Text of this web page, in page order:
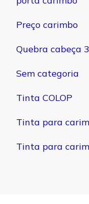
Preço carimbo
Quebra cabeça
Sem categoria
Tinta COLOP
Tinta para
Tinta para